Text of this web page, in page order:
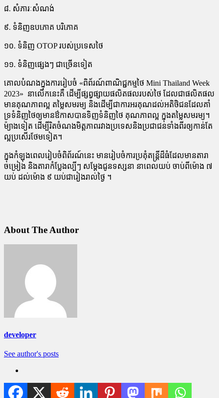
៨. សំភារៈសំណង់
៩. ទំនិញឧបភោគ បរិភោគ
១០. ទំនិញ OTOP របស់​​ប្រទេសថៃ
១១. ទំនិញផេ្សងៗ ជាច្រើនទៀត
គោល​បំណង​ក្នុង​ការ​រៀប​ចំ​ ​​​«ពិព័រណ៍​ពាណិជ្ជកម្ម​ថៃ Mini Thailand Week
2023»​ នាលើក​នេះ​គឺ ដើម្បី​ផ្សព្វ​ផ្សាយ​ផលិតផល​របស់​ថៃ ដែល​ជា​ផលិត​ផល​
មាន​គុណភាព​ល្អ តម្លៃ​សមរម្យ និង​ដើម្បី​ជា​ការ​អរគុណ​ដល់​អតិថិជន​ដែល​គាំ​
ទ្រ​ទំនិញ​ថៃ​ឲ្យ​មាន​ឳកាស​បានទិញ​ទំនិញថៃ គុណភាពល្អ ​ក្នុង​តម្លៃ​សមរម្យ​។
ម៉្យាង​ទៀត ដើម្បី​រិត​ចំណង​មិត្តភាព​រវាង​ប្រទេស​និង​ប្រជាជន​ទាំង​ពីរ​​ឲ្យ​កាន់​តែ​
ល្អ​ប្រសើរ​ថែមទៀត។
ក្នុង​កំឡុង​ពេល​រៀប​ចំ​ពិព័រណ៍​នេះ ​មាន​រៀប​ចំ​ការ​ប្រគុំ​តន្ត្រី​ដ៏​ធំ​ដែល​មាន​តារា​
ចម្រៀង​ និង​តារា​កំប្លែង​ល្បីៗ សម្តែង​ជូន​ទស្សនា​​ នាពេល​យប់​ ចាប់​ពី​ម៉ោង ៧
យប់ ដល់​ម៉ោង ៩ យប់​ជា​រៀង​រាល់​ថ្ងៃ ។
About The Author
developer
See author's posts